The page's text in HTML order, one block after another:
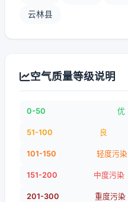
云林县
空气质量等级说明
0-50 优
51-100 良
101-150 轻度污染
151-200 中度污染
201-300 重度污染